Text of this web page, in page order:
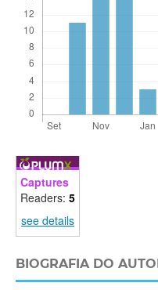
Captures
Readers: 5
see details
BIOGRAFIA DO